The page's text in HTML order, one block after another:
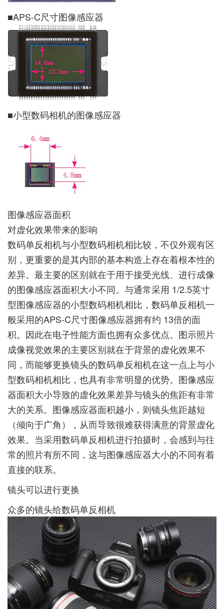
■APS-C尺寸图像感应器
■小型数码相机的图像感应器
图像感应器面积
对虚化效果带来的影响
数码单反相机与小型数码相机相比较，不仅外观有区
别，更重要的是其内部的基本构造上存在着根本性的
差异。最主要的区别就在于用于接受光线、进行成像
的图像感应器面积大小不同。与通常采用 1/2.5英寸
型图像感应器的小型数码相机相比，数码单反相机一
般采用的APS-C尺寸图像感应器拥有约 13倍的面
积。因此在电子性能方面也拥有众多优点。图示照片
成像视觉效果的主要区别就在于背景的虚化效果不
同，而能够更换镜头的数码单反相机在这一点上与小
型数码相机相比，也具有非常明显的优势。图像感应
器面积大小导致的虚化效果差异与镜头的焦距有非常
大的关系。图像感应器面积越小，则镜头焦距越短
（倾向于广角），从而导致很难获得满意的背景虚化
效果。当采用数码单反相机进行拍摄时，会感到与往
常的照片有所不同，这与图像感应器大小的不同有着
直接的联系。
镜头可以进行更换
众多的镜头给数码单反相机